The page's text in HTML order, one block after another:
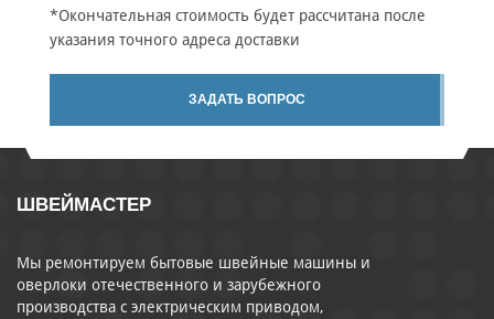
*Окончательная стоимость будет рассчитана после
указания точного адреса доставки
ЗАДАТЬ ВОПРОС
ШВЕЙМАСТЕР
Мы ремонтируем бытовые швейные машины и
оверлоки отечественного и зарубежного
производства с электрическим приводом,